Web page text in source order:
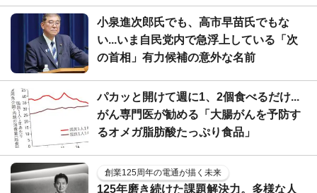
小泉進次郎氏でも、高市早苗氏でもな
い...いま自民党内で急浮上している「次
の首相」有力候補の意外な名前
パカッと開けて週に1、2個食べるだけ...
がん専門医が勧める「大腸がんを予防す
るオメガ脂肪酸たっぷり食品」
創業125周年の電通が描く未来
125年磨き続けた課題解決力。多様な人